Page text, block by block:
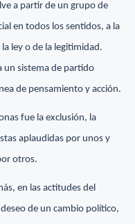
a partir de un grupo de
en todos los sentidos, a la
ley o de la legitimidad.
un sistema de partido
de pensamiento y acción.
fue la exclusión, la
aplaudidas por unos y
otros.
en las actitudes del
de un cambio político,